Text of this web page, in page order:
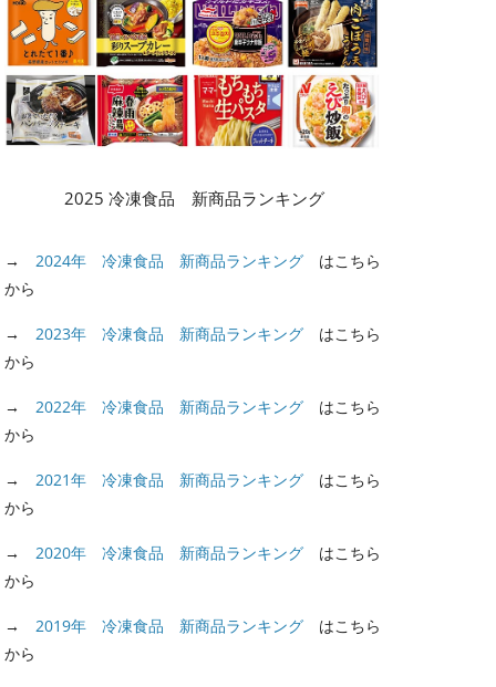
【訃報】中野勘治氏（元三菱食品代
2025 冷凍食品 新商品ランキング
→ 2024年 冷凍食品 新商品ランキング はこちら
から
→ 2023年 冷凍食品 新商品ランキング はこちら
から
→ 2022年 冷凍食品 新商品ランキング はこちら
から
→ 2021年 冷凍食品 新商品ランキング はこちら
から
→ 2020年 冷凍食品 新商品ランキング はこちら
から
→ 2019年 冷凍食品 新商品ランキング はこちら
から